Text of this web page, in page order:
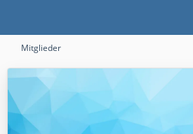
Mitglieder